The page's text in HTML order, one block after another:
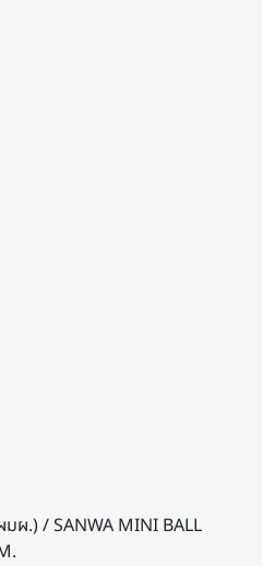
ผ.) / SANWA MINI BALL